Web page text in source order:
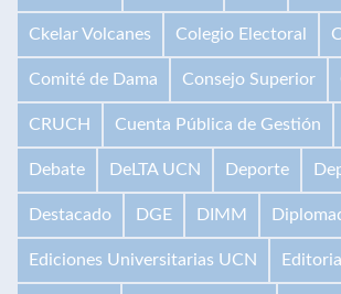
Ckelar Volcanes Colegio Electoral
Comité de Dama Consejo Superior
CRUCH Cuenta Pública de Gestión
Debate DeLTA UCN Deporte
Destacado DGE DIMM
Ediciones Universitarias UCN